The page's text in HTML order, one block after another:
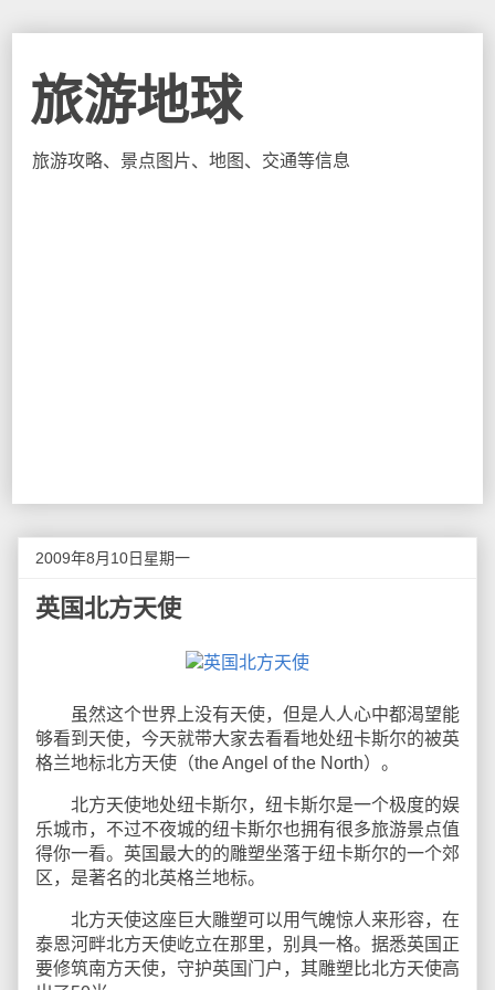
旅游地球
旅游攻略、景点图片、地图、交通等信息
2009年8月10日星期一
英国北方天使
虽然这个世界上没有天使，但是人人心中都渴望能
够看到天使，今天就带大家去看看地处纽卡斯尔的被英
格兰地标北方天使（the Angel of the North）。
北方天使地处纽卡斯尔，纽卡斯尔是一个极度的娱
乐城市，不过不夜城的纽卡斯尔也拥有很多旅游景点值
得你一看。英国最大的的雕塑坐落于纽卡斯尔的一个郊
区，是著名的北英格兰地标。
北方天使这座巨大雕塑可以用气魄惊人来形容，在
泰恩河畔北方天使屹立在那里，别具一格。据悉英国正
要修筑南方天使，守护英国门户，其雕塑比北方天使高